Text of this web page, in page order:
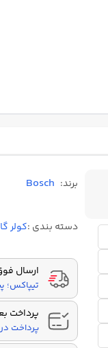
برند: Bosch
دسته بندی :کولر
ارسال
تیپاکس؛
پرداخت
پرداخت